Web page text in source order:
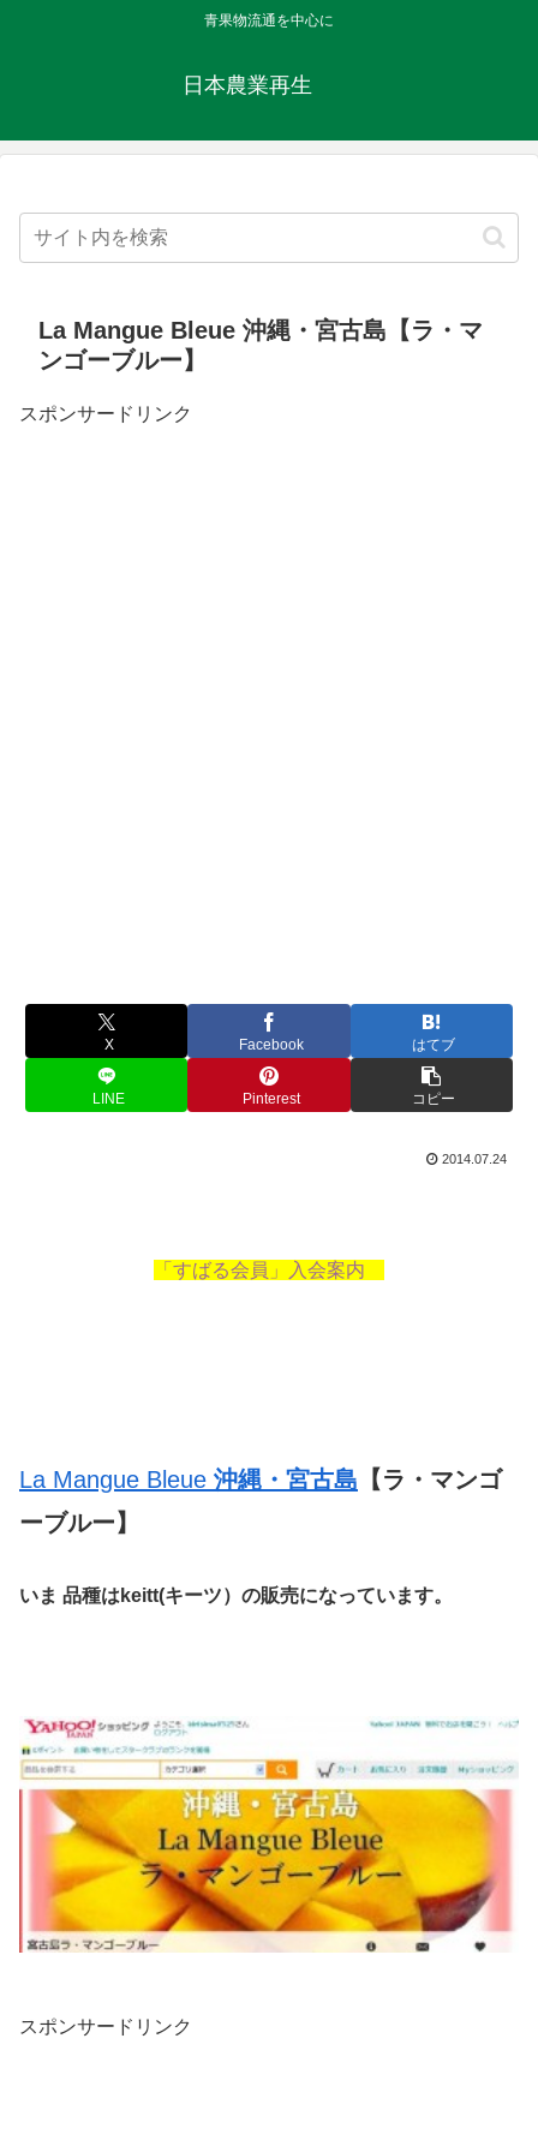
青果物流通を中心に
日本農業再生
La Mangue Bleue 沖縄・宮古島【ラ・マ
ンゴーブルー】
スポンサードリンク
X Facebook はてブ
LINE Pinterest コピー
2014.07.24
「すばる会員」入会案内
La Mangue Bleue 沖縄・宮古島 【ラ・マンゴ
ーブルー】
いま 品種はkeitt(キーツ）の販売になっています。
スポンサードリンク